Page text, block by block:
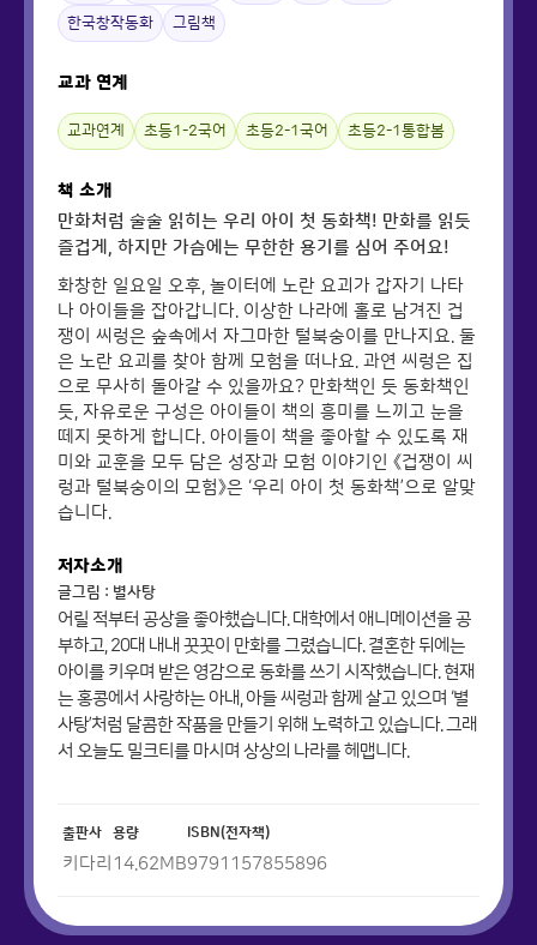
한국창작동화 그림책
교과 연계
교과연계 초등1-2국어 초등2-1국어 초등2-1통합봄
책 소개
만화처럼 술술 읽히는 우리 아이 첫 동화책! 만화를 읽듯
즐겁게, 하지만 가슴에는 무한한 용기를 심어 주어요!
화창한 일요일 오후, 놀이터에 노란 요괴가 갑자기 나타
나 아이들을 잡아갑니다. 이상한 나라에 홀로 남겨진 겁
쟁이 씨렁은 숲속에서 자그마한 털북숭이를 만나지요. 둘
은 노란 요괴를 찾아 함께 모험을 떠나요. 과연 씨렁은 집
으로 무사히 돌아갈 수 있을까요? 만화책인 듯 동화책인
듯, 자유로운 구성은 아이들이 책의 흥미를 느끼고 눈을
떼지 못하게 합니다. 아이들이 책을 좋아할 수 있도록 재
미와 교훈을 모두 담은 성장과 모험 이야기인 《겁쟁이 씨
렁과 털북숭이의 모험》은 ‘우리 아이 첫 동화책’으로 알맞
습니다.
저자소개
글그림 : 별사탕
어릴 적부터 공상을 좋아했습니다. 대학에서 애니메이션을 공
부하고, 20대 내내 꿋꿋이 만화를 그렸습니다. 결혼한 뒤에는
아이를 키우며 받은 영감으로 동화를 쓰기 시작했습니다. 현재
는 홍콩에서 사랑하는 아내, 아들 씨렁과 함께 살고 있으며 ‘별
사탕’처럼 달콤한 작품을 만들기 위해 노력하고 있습니다. 그래
서 오늘도 밀크티를 마시며 상상의 나라를 헤맵니다.
출판사
키다리
용량
14.62MB
ISBN(전자책)
9791157855896